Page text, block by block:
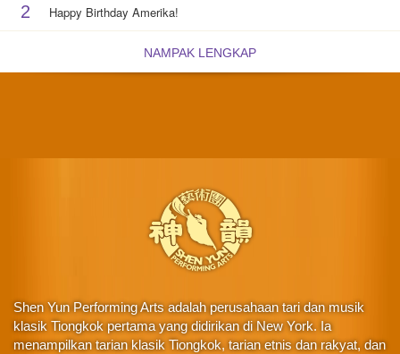
2 Happy Birthday Amerika!
NAMPAK LENGKAP
Shen Yun Performing Arts adalah perusahaan tari dan musik
klasik Tiongkok pertama yang didirikan di New York. Ia
menampilkan tarian klasik Tiongkok, tarian etnis dan rakyat, dan